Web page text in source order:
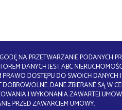
NA PRZETWARZANIE PODANYCH
DANYCH JEST ABC
PRAWO DOSTĘPU DO SWOICH DANYCH
DOBROWOLNE. DANE ZBIERANE SĄ W
I WYKONANIA ZAWARTEJ
PRZED ZAWARCIEM UMOWY.